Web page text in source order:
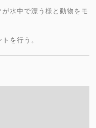
水中で漂う様と動物をモ
を行う。